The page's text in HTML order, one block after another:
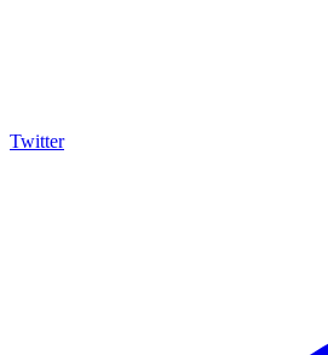
Twitter